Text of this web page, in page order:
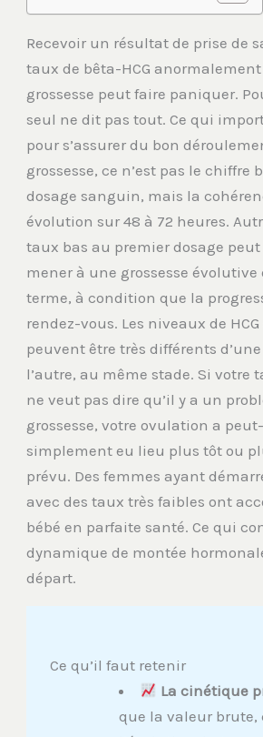
Recevoir un résultat de prise de
taux de bêta-HCG
grossesse peut faire paniquer.
seul ne dit pas tout. Ce qui
pour s’assurer du bon
grossesse, ce n’est pas le chiffre
dosage sanguin, mais la
évolution sur 48 à 72 heures.
taux bas au premier dosage
mener à une grossesse évolutive
terme, à condition que la
rendez-vous. Les niveaux de
peuvent être très différents
l’autre, au même stade. Si votre
ne veut pas dire qu’il y a un
grossesse, votre ovulation a
simplement eu lieu plus tôt ou
prévu. Des femmes ayant
avec des taux très faibles ont
bébé en parfaite santé. Ce qui
dynamique de montée
départ.
Ce qu’il faut retenir
La cinétique
que la valeur brute,